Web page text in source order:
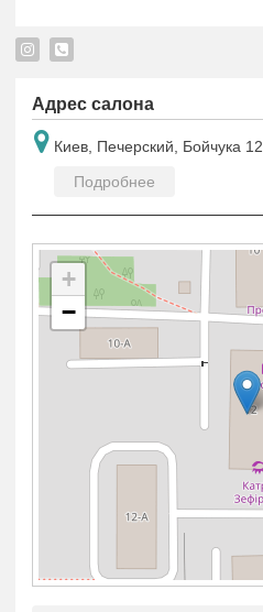
Адрес салона
Киев, Печерский, Бойчука 12
Подробнее
+
−